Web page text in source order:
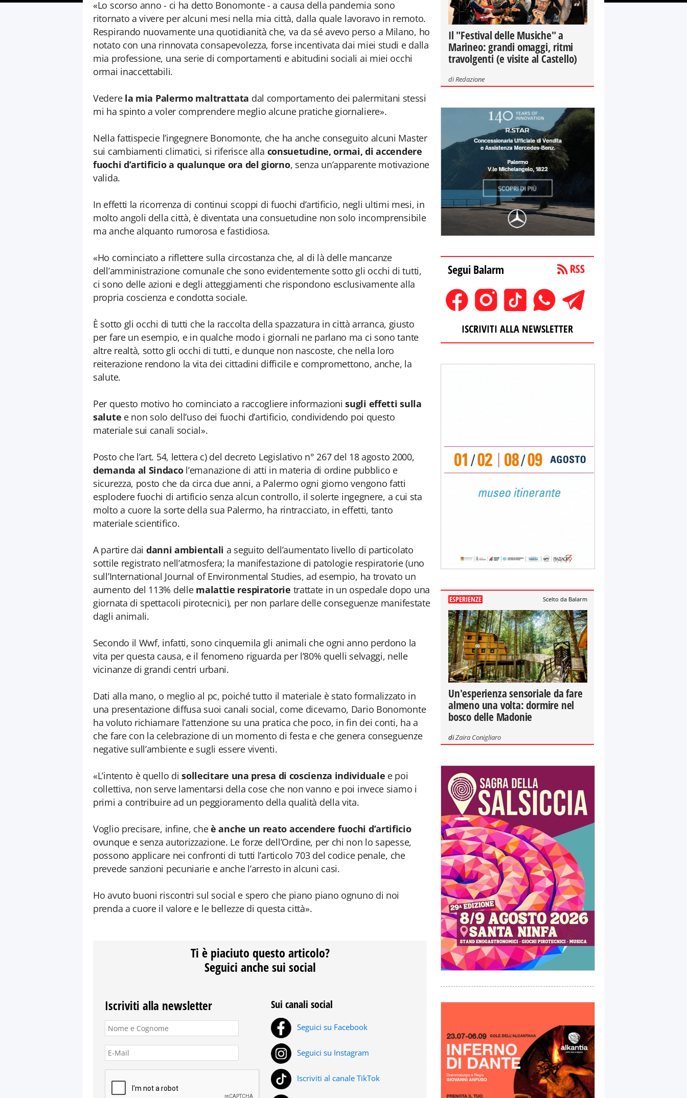
«Lo scorso anno - ci ha detto Bonomonte - a causa della pandemia sono
ritornato a vivere per alcuni mesi nella mia città, dalla quale lavoravo in remoto.
Respirando nuovamente una quotidianità che, va da sé avevo perso a Milano, ho
notato con una rinnovata consapevolezza, forse incentivata dai miei studi e dalla
mia professione, una serie di comportamenti e abitudini sociali ai miei occhi
ormai inaccettabili.
Vedere la mia Palermo maltrattata dal comportamento dei palermitani stessi
mi ha spinto a voler comprendere meglio alcune pratiche giornaliere».
Nella fattispecie l’ingegnere Bonomonte, che ha anche conseguito alcuni Master
sui cambiamenti climatici, si riferisce alla consuetudine, ormai, di accendere
fuochi d’artificio a qualunque ora del giorno, senza un’apparente motivazione
valida.
In effetti la ricorrenza di continui scoppi di fuochi d’artificio, negli ultimi mesi, in
molto angoli della città, è diventata una consuetudine non solo incomprensibile
ma anche alquanto rumorosa e fastidiosa.
«Ho cominciato a riflettere sulla circostanza che, al di là delle mancanze
dell’amministrazione comunale che sono evidentemente sotto gli occhi di tutti,
ci sono delle azioni e degli atteggiamenti che rispondono esclusivamente alla
propria coscienza e condotta sociale.
È sotto gli occhi di tutti che la raccolta della spazzatura in città arranca, giusto
per fare un esempio, e in qualche modo i giornali ne parlano ma ci sono tante
altre realtà, sotto gli occhi di tutti, e dunque non nascoste, che nella loro
reiterazione rendono la vita dei cittadini difficile e compromettono, anche, la
salute.
Per questo motivo ho cominciato a raccogliere informazioni sugli effetti sulla
salute e non solo dell’uso dei fuochi d’artificio, condividendo poi questo
materiale sui canali social».
Posto che l’art. 54, lettera c) del decreto Legislativo n° 267 del 18 agosto 2000,
demanda al Sindaco l’emanazione di atti in materia di ordine pubblico e
sicurezza, posto che da circa due anni, a Palermo ogni giorno vengono fatti
esplodere fuochi di artificio senza alcun controllo, il solerte ingegnere, a cui sta
molto a cuore la sorte della sua Palermo, ha rintracciato, in effetti, tanto
materiale scientifico.
A partire dai danni ambientali a seguito dell’aumentato livello di particolato
sottile registrato nell’atmosfera; la manifestazione di patologie respiratorie (uno
sull’International Journal of Environmental Studies, ad esempio, ha trovato un
aumento del 113% delle malattie respiratorie trattate in un ospedale dopo una
giornata di spettacoli pirotecnici), per non parlare delle conseguenze manifestate
dagli animali.
Secondo il Wwf, infatti, sono cinquemila gli animali che ogni anno perdono la
vita per questa causa, e il fenomeno riguarda per l’80% quelli selvaggi, nelle
vicinanze di grandi centri urbani.
Dati alla mano, o meglio al pc, poiché tutto il materiale è stato formalizzato in
una presentazione diffusa suoi canali social, come dicevamo, Dario Bonomonte
ha voluto richiamare l’attenzione su una pratica che poco, in fin dei conti, ha a
che fare con la celebrazione di un momento di festa e che genera conseguenze
negative sull’ambiente e sugli essere viventi.
«L’intento è quello di sollecitare una presa di coscienza individuale e poi
collettiva, non serve lamentarsi della cose che non vanno e poi invece siamo i
primi a contribuire ad un peggioramento della qualità della vita.
Voglio precisare, infine, cheè anche un reato accendere fuochi d’artificio
ovunque e senza autorizzazione. Le forze dell’Ordine, per chi non lo sapesse,
possono applicare nei confronti di tutti l’articolo 703 del codice penale, che
prevede sanzioni pecuniarie e anche l’arresto in alcuni casi.
Ho avuto buoni riscontri sul social e spero che piano piano ognuno di noi
prenda a cuore il valore e le bellezze di questa città».
Ti è piaciuto questo articolo?
Seguici anche sui social
Iscriviti alla newsletter Sui canali social
Seguici su Facebook
Seguici su Instagram
Iscriviti al canale TikTok
Il "Festival delle Musiche" a
Marineo: grandi omaggi, ritmi
travolgenti (e visite al Castello)
diRedazione
Segui Balarm
ISCRIVITI ALLA NEWSLETTER
ESPERIENZE Scelto da Balarm
Un'esperienza sensoriale da fare
almeno una volta: dormire nel
bosco delle Madonie
diZaira Conigliaro